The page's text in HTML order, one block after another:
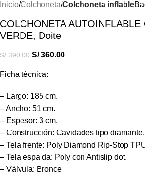
Inicio Colchoneta Colchoneta inflable
COLCHONETA AUTOINFLABLE
VERDE, Doite
S/390.00 S/360.00
Ficha técnica:
– Largo: 185 cm.
– Ancho: 51 cm.
– Espesor: 3 cm.
– Construcción: Cavidades tipo diamante.
– Tela frente: Poly Diamond Rip-Stop
– Tela espalda: Poly con Antislip dot.
– Válvula: Bronce